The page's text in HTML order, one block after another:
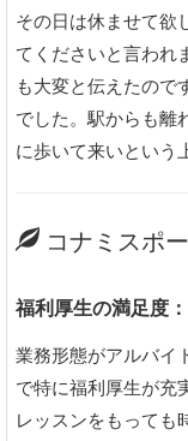
その日は休ませて欲
てくださいと言われ
も大変と伝えたので
でした。駅からも離
に歩いて来いという
コナミスポ
福利厚生の満足度
業務形態がアルバイ
で特に福利厚生が充
レッスンをもっても